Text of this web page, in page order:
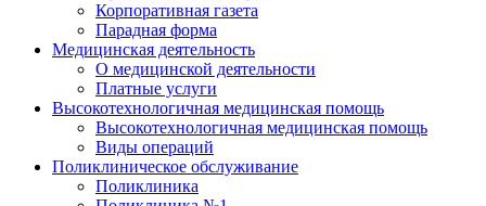
Корпоративная газета
Парадная форма
Медицинская деятельность
О медицинской деятельности
Платные услуги
Высокотехнологичная медицинская помощь
Высокотехнологичная медицинская помощь
Виды операций
Поликлиническое обслуживание
Поликлиника